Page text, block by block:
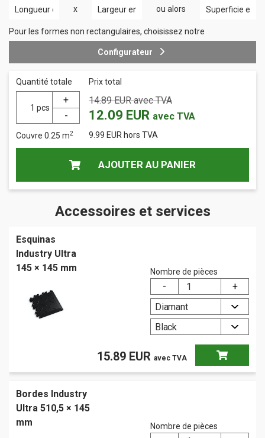
x
ou alors
Pour les formes non rectangulaires, choisissez notre
Configurateur
Quantité totale
pcs
Couvre 0.25 m2
Prix total
14.89EUR avec TVA
12.09 EUR avec TVA
9.99 EUR hors TVA
AJOUTER AU PANIER
Accessoires et services
Esquinas
Industry Ultra
145 × 145 mm
Nombre de pièces
15.89 EUR avec TVA
Diamant
Black
Bordes Industry
Ultra 510,5 × 145
mm
Nombre de pièces